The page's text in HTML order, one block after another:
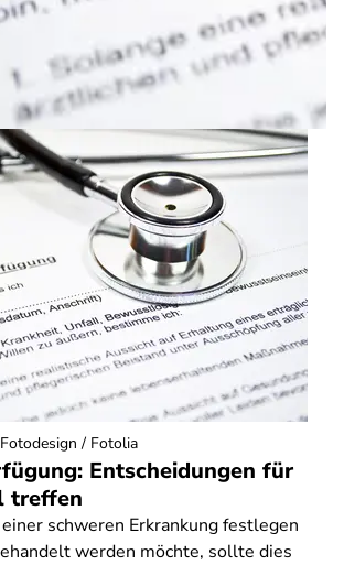
Entscheidungen für
treffen
schweren Erkrankung festlegen
werden möchte, sollte dies
/ Fotolia